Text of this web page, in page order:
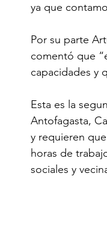
ya que
Por su parte
comentó que
capacidades y
Esta es la
Antofagasta,
y requieren
horas de
sociales y